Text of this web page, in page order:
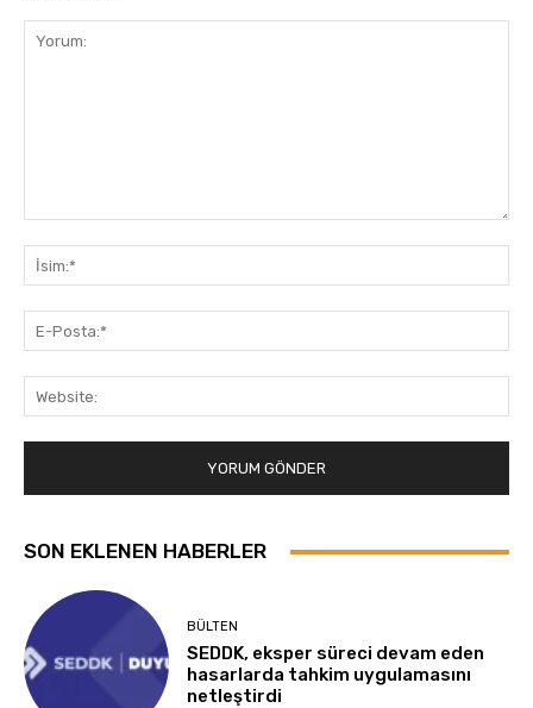
SON EKLENEN HABERLER
BÜLTEN
SEDDK, eksper süreci devam eden
hasarlarda tahkim uygulamasını
netleştirdi